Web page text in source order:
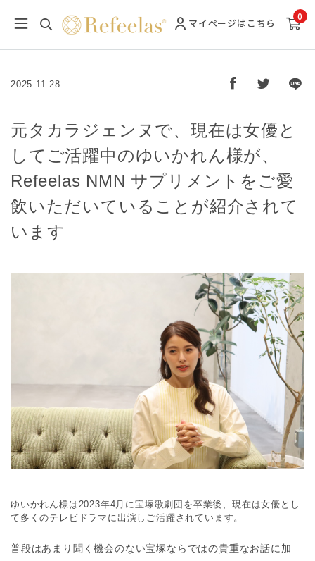
マイページはこちら
0
2025.11.28
元タカラジェンヌで、現在は女優と
してご活躍中のゆいかれん様が、
Refeelas NMN サプリメントをご愛
飲いただいていることが紹介されて
います
ゆいかれん様は2023年4月に宝塚歌劇団を卒業後、現在は女優とし
て多くのテレビドラマに出演しご活躍されています。
普段はあまり聞く機会のない宝塚ならではの貴重なお話に加